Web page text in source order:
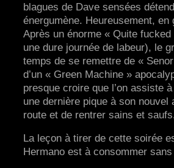
blagues de Dave sensées
énergumène. Heureusement, en
Après un énorme « Quite
une dure journée de labeur), le
temps de se remettre de «
d’un « Green Machine »
presque croire que l’on assiste
une dernière pique à son
route et de rentrer sains et
La leçon à tirer de cette soirée
Hermano est à consommer